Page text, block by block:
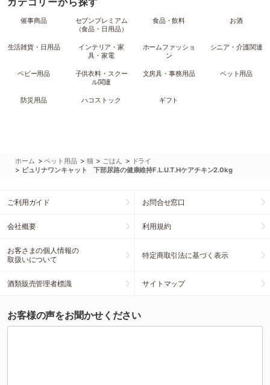
催事商品
セブンプレミアム
（食品・日用品）
食品・飲料 お酒
生活雑貨・日用品
インテリア・家
具・家電
ホームファッショ
ン
シニア・介護関連
ベビー用品
子供衣料・スクー
ル関連
文房具・事務用品 ペット用品
防災用品 ハコストック ギフト
ホーム >ペット用品 > 猫 > ごはん > ドライ
> ピュリナワンキャット 下部尿路の健康維持F.L.U.T.Hケアチキン2.0kg
ご利用ガイド お問合せ窓口
会社概要 利用規約
お客さまの個人情報の
取扱いについて
特定商取引法に基づく表示
酒類販売管理者標識 サイトマップ
お客様の声をお聞かせください